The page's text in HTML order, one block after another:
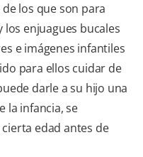
los que son para
los enjuagues bucales
e imágenes infantiles
para ellos cuidar de
darle a su hijo una
la infancia, se
edad antes de